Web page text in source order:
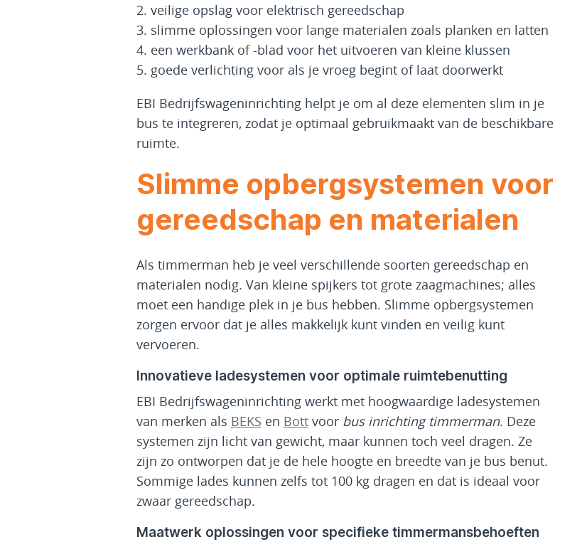
veilige opslag voor elektrisch gereedschap
slimme oplossingen voor lange materialen zoals planken en latten
een werkbank of -blad voor het uitvoeren van kleine klussen
goede verlichting voor als je vroeg begint of laat doorwerkt
EBI Bedrijfswageninrichting helpt je om al deze elementen slim in je
bus te integreren, zodat je optimaal gebruikmaakt van de beschikbare
ruimte.
Slimme opbergsystemen voor
gereedschap en materialen
Als timmerman heb je veel verschillende soorten gereedschap en
materialen nodig. Van kleine spijkers tot grote zaagmachines; alles
moet een handige plek in je bus hebben. Slimme opbergsystemen
zorgen ervoor dat je alles makkelijk kunt vinden en veilig kunt
vervoeren.
Innovatieve ladesystemen voor optimale ruimtebenutting
EBI Bedrijfswageninrichting werkt met hoogwaardige ladesystemen
van merken als BEKS en Bottvoor bus inrichting timmerman. Deze
systemen zijn licht van gewicht, maar kunnen toch veel dragen. Ze
zijn zo ontworpen dat je de hele hoogte en breedte van je bus benut.
Sommige lades kunnen zelfs tot 100 kg dragen en dat is ideaal voor
zwaar gereedschap.
Maatwerk oplossingen voor specifieke timmermansbehoeften